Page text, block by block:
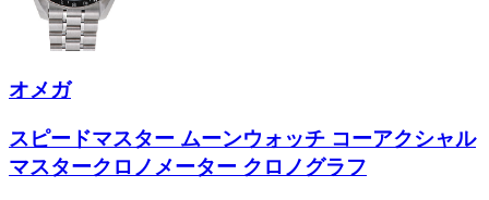
オメガ
スピードマスター ムーンウォッチ コーアクシャル
マスタークロノメーター クロノグラフ